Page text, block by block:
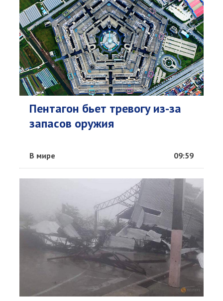
Пентагон бьет тревогу из-за
запасов оружия
В мире 09:59